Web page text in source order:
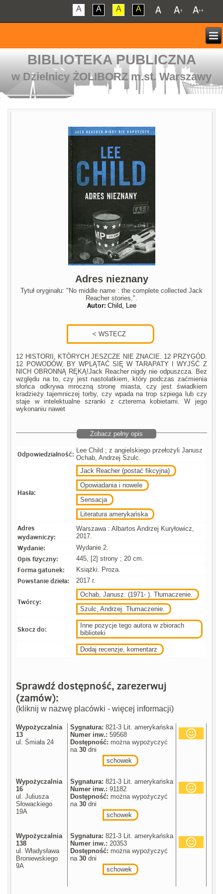
A A A A
BIBLIOTEKA PUBLICZNA
w Dzielnicy ŻOLIBORZ m.st. Warszawy
Adres nieznany
Tytuł oryginału: "No middle name : the complete collected Jack
Reacher stories,".
Autor: Child, Lee
12 HISTORII, KTÓRYCH JESZCZE NIE ZNACIE. 12 PRZYGÓD.
12 POWODÓW, BY WPLĄTAĆ SIĘ W TARAPATY I WYJŚĆ Z
NICH OBRONNĄ RĘKĄ!Jack Reacher nigdy nie odpuszcza. Bez
względu na to, czy jest nastolatkiem, który podczas zaćmienia
słońca odkrywa mroczną stronę miasta, czy jest świadkiem
kradzieży tajemniczej torby, czy wpada na trop szpiega lub czy
staje w intelektualne szranki z czterema kobietami. W jego
wykonaniu nawet
Zobacz pełny opis
Odpowiedzialność:
Lee Child ; z angielskiego przełożyli Janusz
Ochab, Andrzej Szulc.
Hasła:
Jack Reacher (postać fikcyjna)
Opowiadania i nowele
Sensacja
Literatura amerykańska
Adres
wydawniczy:
Warszawa : Albartos Andrzej Kuryłowicz,
2017.
Wydanie: Wydanie 2.
Opis fizyczny: 445, [2] strony ; 20 cm.
Forma gatunek: Książki. Proza.
Powstanie dzieła: 2017 r.
Twórcy:
Ochab, Janusz. (1971- ). Tłumaczenie.
Szulc, Andrzej. Tłumaczenie.
Skocz do:
Inne pozycje tego autora w zbiorach
biblioteki
Dodaj recenzje, komentarz
Sprawdź dostępność, zarezerwuj
(zamów):
(kliknij w nazwę placówki - więcej informacji)
Wypożyczalnia
13
ul. Śmiała 24
Sygnatura: 821-3 Lit. amerykańska
Numer inw.: 59568
Dostępność: można wypożyczyć
na30 dni
schowek
Wypożyczalnia
16
ul. Juliusza
Słowackiego
19A
Sygnatura: 821-3 Lit. amerykańska
Numer inw.: 91182
Dostępność: można wypożyczyć
na30 dni
schowek
Wypożyczalnia
138
ul. Władysława
Broniewskiego
9A
Sygnatura: 821-3 Lit. amerykańska
Numer inw.: 20353
Dostępność: można wypożyczyć
na30 dni
schowek